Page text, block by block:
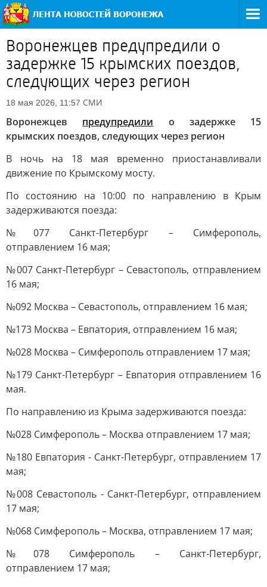
Воронежцев предупредили о
задержке 15 крымских поездов,
следующих через регион
18 мая 2026, 11:57 СМИ
Воронежцев предупредили о задержке 15
крымских поездов, следующих через регион
В ночь на 18 мая временно приостанавливали
движение по Крымскому мосту.
По состоянию на 10:00 по направлению в Крым
задерживаются поезда:
№077 Санкт-Петербург – Симферополь,
отправлением 16 мая;
№007 Санкт-Петербург – Севастополь, отправлением
16 мая;
№092 Москва – Севастополь, отправлением 16 мая;
№173 Москва – Евпатория, отправлением 16 мая;
№028 Москва – Симферополь отправлением 17 мая;
№179 Санкт-Петербург – Евпатория отправлением 16
мая.
По направлению из Крыма задерживаются поезда:
№028 Симферополь – Москва отправлением 17 мая;
№180 Евпатория - Санкт-Петербург, отправлением 17
мая;
№008 Севастополь - Санкт-Петербург, отправлением
17 мая;
№068 Симферополь – Москва, отправлением 17 мая;
№078 Симферополь – Санкт-Петербург,
отправлением 17 мая;